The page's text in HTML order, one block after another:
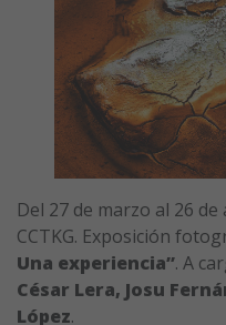
Del 27 de marzo al 26
CCTKG. Exposición
Una experiencia”. A
César Lera, Josu
López.